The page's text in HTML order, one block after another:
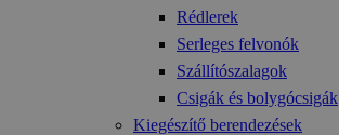
Rédlerek
Serleges felvonók
Szállítószalagok
Csigák és bolygócsigák
Kiegészítő berendezések